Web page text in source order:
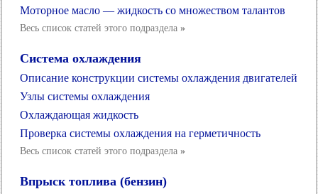
Моторное масло — жидкость со множеством талантов
Весь список статей этого подраздела »
Система охлаждения
Описание конструкции системы охлаждения двигателей
Узлы системы охлаждения
Охлаждающая жидкость
Проверка системы охлаждения на герметичность
Весь список статей этого подраздела »
Впрыск топлива (бензин)